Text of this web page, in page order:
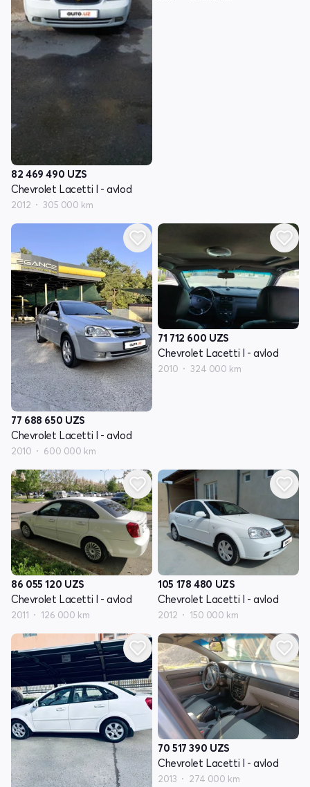
82 469 490 UZS
Chevrolet Lacetti I - avlod
2012 305 000 km
77 688 650 UZS
Chevrolet Lacetti I - avlod
2010 600 000 km
71 712 600 UZS
Chevrolet Lacetti I - avlod
2010 324 000 km
86 055 120 UZS
Chevrolet Lacetti I - avlod
2011 126 000 km
105 178 480 UZS
Chevrolet Lacetti I - avlod
2012 150 000 km
70 517 390 UZS
Chevrolet Lacetti I - avlod
2013 274 000 km